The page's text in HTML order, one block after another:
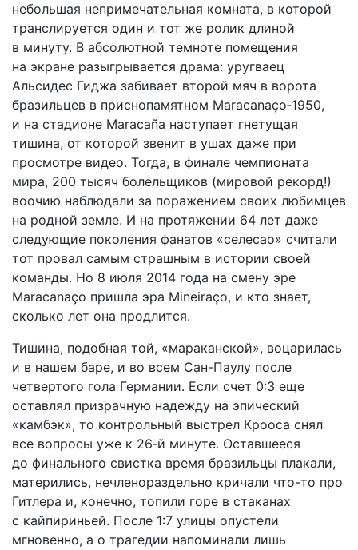
небольшая непримечательная комната, в которой
транслируется один и тот же ролик длиной
в минуту. В абсолютной темноте помещения
на экране разыгрывается драма: уругваец
Альсидес Гиджа забивает второй мяч в ворота
бразильцев в приснопамятном Maracanaço‑1950,
и на стадионе Maracaña наступает гнетущая
тишина, от которой звенит в ушах даже при
просмотре видео. Тогда, в финале чемпионата
мира, 200 тысяч болельщиков (мировой рекорд!)
воочию наблюдали за поражением своих любимцев
на родной земле. И на протяжении 64 лет даже
следующие поколения фанатов «селесао» считали
тот провал самым страшным в истории своей
команды. Но 8 июля 2014 года на смену эре
Maracanaço пришла эра Mineiraço, и кто знает,
сколько лет она продлится.
Тишина, подобная той, «мараканской», воцарилась
и в нашем баре, и во всем Сан-Паулу после
четвертого гола Германии. Если счет 0:3 еще
оставлял призрачную надежду на эпический
«камбэк», то контрольный выстрел Крооса снял
все вопросы уже к 26‑й минуте. Оставшееся
до финального свистка время бразильцы плакали,
матерились, нечленораздельно кричали что-то про
Гитлера и, конечно, топили горе в стаканах
с кайпириньей. После 1:7 улицы опустели
мгновенно, а о трагедии напоминали лишь